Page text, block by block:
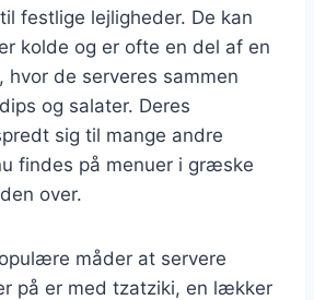
festlige lejligheder. De kan
kolde og er ofte en del af en
hvor de serveres sammen
og salater. Deres
sig til mange andre
findes på menuer i græske
over.
måder at servere
på er med tzatziki, en lækker